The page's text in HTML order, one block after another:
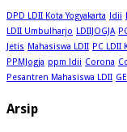
DPD LDII Kota Yogyakarta ldii
LDII Umbulharjo LDIIJOGJA
Jetis Mahasiswa LDII PC LDII
PPMJogja ppm ldii Corona
Pesantren Mahasiswa LDII
Arsip